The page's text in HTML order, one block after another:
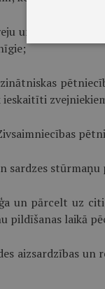
un zivju
sardzes
un pārcelt uz
pildīšanas laikā
aizsardzības